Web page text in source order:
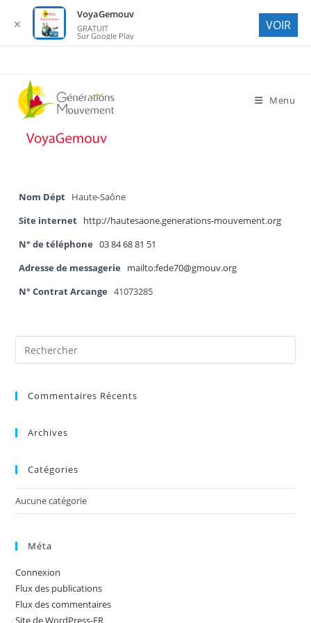
content
Menu
Nom Dépt Haute-Saône
Site internet http://hautesaone.generations-mouvement.org
N° de téléphone
03 84 68 81 51
Adresse de messagerie
mailto:fede70@gmouv.org
N° Contrat Arcange
41073285
Commentaires Récents
Archives
Catégories
Aucune catégorie
Méta
Connexion
Flux des publications
Flux des commentaires
Site de WordPress-FR
✕
VoyaGemouv
GRATUIT
Sur Google Play
VOIR